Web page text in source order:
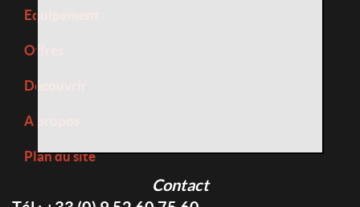
Equipement
Offres
Découvrir
A propos
Plan du site
Contact